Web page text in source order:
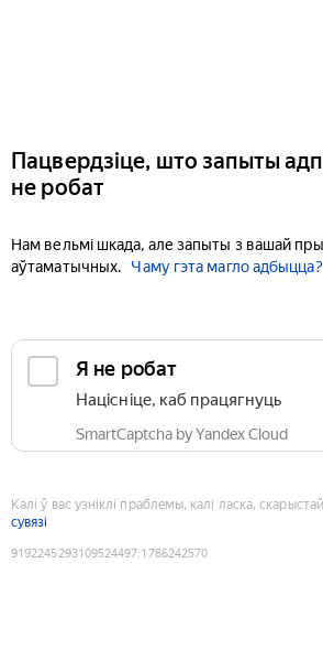
Пацвердзіце, што запыты
не робат
Нам вельмі шкада, але запыты з вашай
аўтаматычных.
Чаму гэта магло адбыцца?
Я не робат
Націсніце, каб працягнуць
SmartCaptcha by Yandex Cloud
Калі ў вас узніклі праблемы, калі ласка,
сувязі
9192245293109524497:1786242570